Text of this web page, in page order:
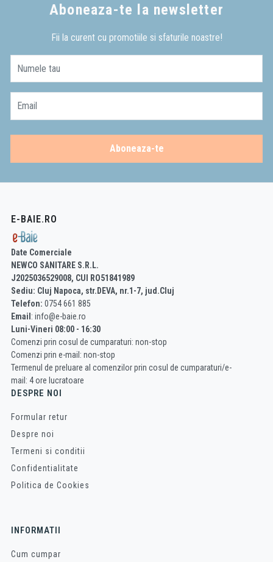
Aboneaza-te la newsletter
Fii la curent cu promotiile si sfaturile noastre!
Numele tau
Email
Aboneaza-te
E-BAIE.RO
Date Comerciale
NEWCO SANITARE S.R.L.
J2025036529008, CUI RO51841989
Sediu: Cluj Napoca, str.DEVA, nr.1-7, jud.Cluj
Telefon: 0754 661 885
Email : info@e-baie.ro
Luni-Vineri 08:00 - 16:30
Comenzi prin cosul de cumparaturi: non-stop
Comenzi prin e-mail: non-stop
Termenul de preluare al comenzilor prin cosul de cumparaturi/e-
mail: 4 ore lucratoare
DESPRE NOI
Formular retur
Despre noi
Termeni si conditii
Confidentialitate
Politica de Cookies
INFORMATII
Cum cumpar